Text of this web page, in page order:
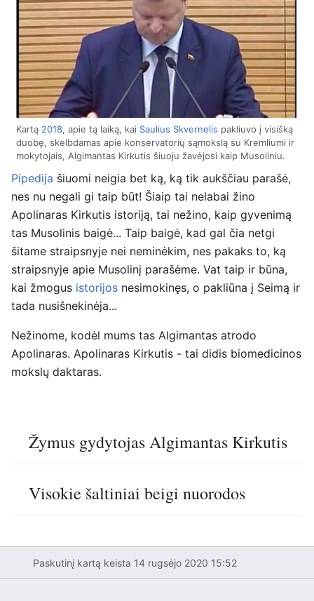
Kartą 2018, apie tą laiką, kai Saulius Skvernelis pakliuvo į visišką
duobę, skelbdamas apie konservatorių sąmokslą su Kremliumi ir
mokytojais, Algimantas Kirkutis šiuoju žavėjosi kaip Musoliniu.
Pipedija šiuomi neigia bet ką, ką tik aukščiau parašė,
nes nu negali gi taip būt! Šiaip tai nelabai žino
Apolinaras Kirkutis istoriją, tai nežino, kaip gyvenimą
tas Musolinis baigė... Taip baigė, kad gal čia netgi
šitame straipsnyje nei neminėkim, nes pakaks to, ką
straipsnyje apie Musolinį parašėme. Vat taip ir būna,
kai žmogus istorijos nesimokinęs, o pakliūna į Seimą ir
tada nusišnekinėja...
Nežinome, kodėl mums tas Algimantas atrodo
Apolinaras. Apolinaras Kirkutis - tai didis biomedicinos
mokslų daktaras.
Žymus gydytojas Algimantas Kirkutis
Visokie šaltiniai beigi nuorodos
Paskutinį kartą keista 14 rugsėjo 2020 15:52